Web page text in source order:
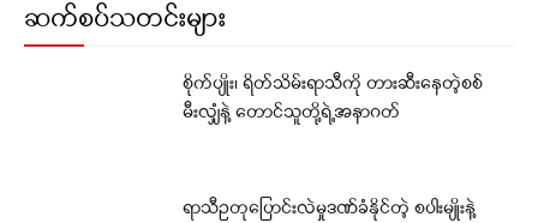
ဆက်စပ်သတင်းများ
စိုက်ပျိုး၊ ရိတ်သိမ်းရာသီကို တားဆီးနေတဲ့စစ်
မီးလျှံနဲ့ တောင်သူတို့ရဲ့အနာဂတ်
ရာသီဥတုပြောင်းလဲမှုဒဏ်ခံနိုင်တဲ့ စပါးမျိုးနဲ့